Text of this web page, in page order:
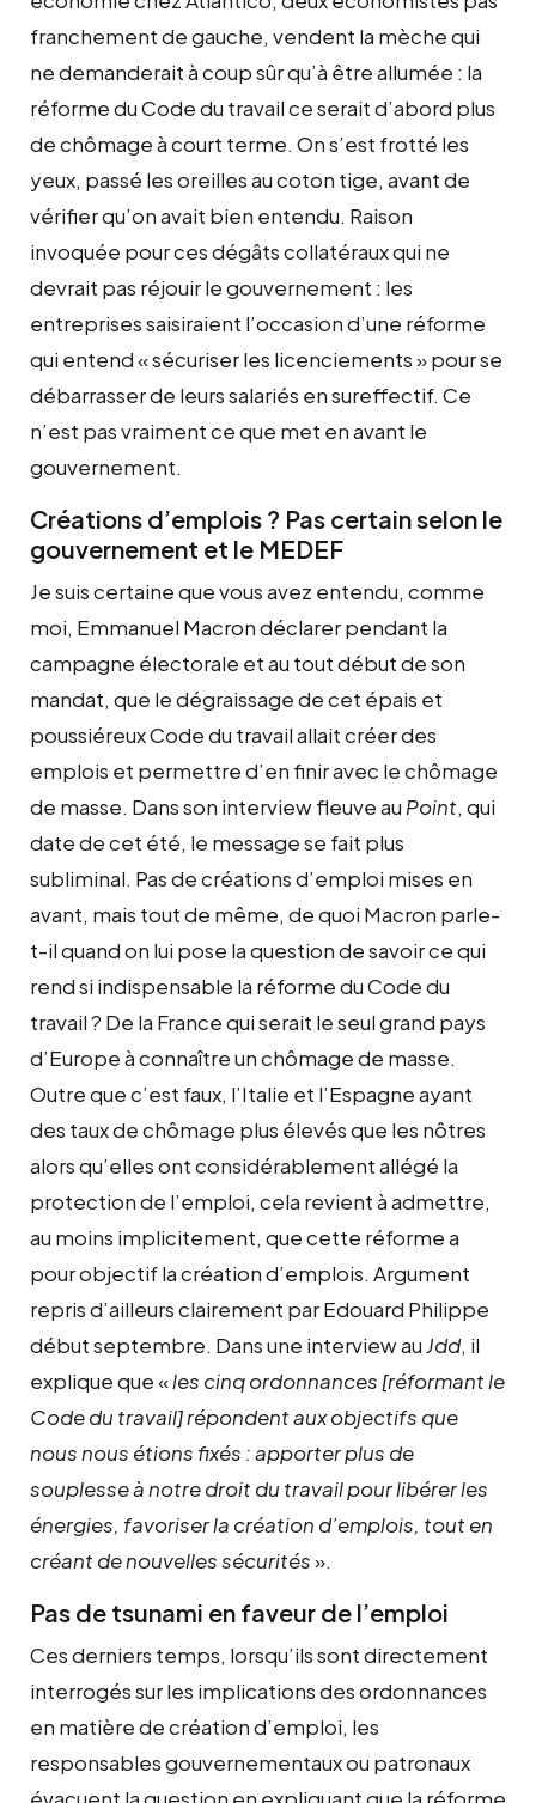
franchement de gauche, vendent la mèche qui
ne demanderait à coup sûr qu’à être allumée : la
réforme du Code du travail ce serait d’abord plus
de chômage à court terme. On s’est frotté les
yeux, passé les oreilles au coton tige, avant de
vérifier qu’on avait bien entendu. Raison
invoquée pour ces dégâts collatéraux qui ne
devrait pas réjouir le gouvernement : les
entreprises saisiraient l’occasion d’une réforme
qui entend « sécuriser les licenciements » pour se
débarrasser de leurs salariés en sureffectif. Ce
n’est pas vraiment ce que met en avant le
gouvernement.
Créations d’emplois ? Pas certain selon le
gouvernement et le MEDEF
Je suis certaine que vous avez entendu, comme
moi, Emmanuel Macron déclarer pendant la
campagne électorale et au tout début de son
mandat, que le dégraissage de cet épais et
poussiéreux Code du travail allait créer des
emplois et permettre d’en finir avec le chômage
de masse. Dans son interview fleuve au Point, qui
date de cet été, le message se fait plus
subliminal. Pas de créations d’emploi mises en
avant, mais tout de même, de quoi Macron parle-
t-il quand on lui pose la question de savoir ce qui
rend si indispensable la réforme du Code du
travail ? De la France qui serait le seul grand pays
d’Europe à connaître un chômage de masse.
Outre que c’est faux, l’Italie et l’Espagne ayant
des taux de chômage plus élevés que les nôtres
alors qu’elles ont considérablement allégé la
protection de l’emploi, cela revient à admettre,
au moins implicitement, que cette réforme a
pour objectif la création d’emplois. Argument
repris d’ailleurs clairement par Edouard Philippe
début septembre. Dans une interview auJdd, il
explique que «les cinq ordonnances [réformant le
Code du travail] répondent aux objectifs que
nous nous étions fixés : apporter plus de
souplesse à notre droit du travail pour libérer les
énergies, favoriser la création d’emplois, tout en
créant de nouvelles sécurités».
Pas de tsunami en faveur de l’emploi
Ces derniers temps, lorsqu’ils sont directement
interrogés sur les implications des ordonnances
en matière de création d’emploi, les
responsables gouvernementaux ou patronaux